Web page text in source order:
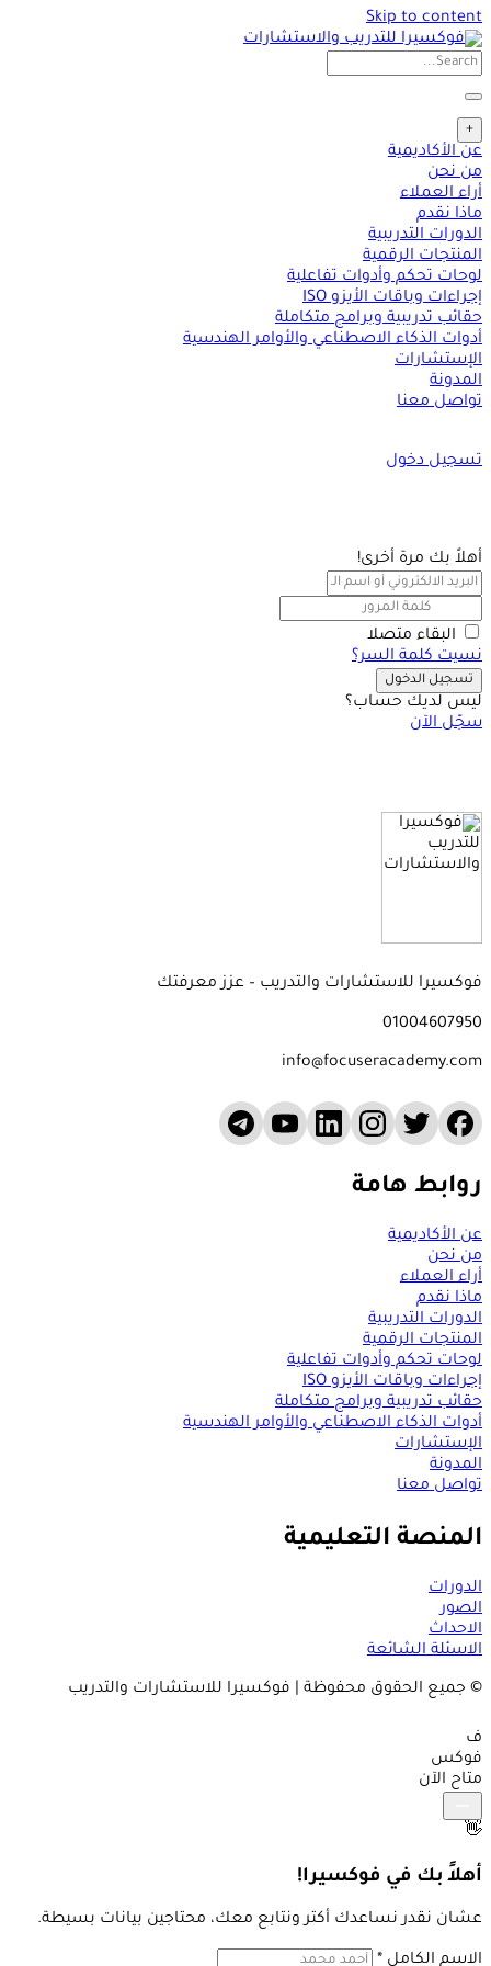
Skip to content
+
عن الأكاديمية
من نحن
أراء العملاء
ماذا نقدم
الدورات التدريبية
المنتجات الرقمية
لوحات تحكم وأدوات تفاعلية
إجراءات وباقات الأيزو ISO
حقائب تدريبية وبرامج متكاملة
أدوات الذكاء الاصطناعي والأوامر الهندسية
الإستشارات
المدونة
تواصل معنا
تسجيل دخول
أهلاً بك مرة أخرى!
البقاء متصلا
نسيت كلمة السر؟
تسجيل الدخول
ليس لديك حساب؟
سجّل الآن
فوكسيرا للاستشارات والتدريب – عزز معرفتك
01004607950
info@focuseracademy.com
روابط هامة
عن الأكاديمية
من نحن
أراء العملاء
ماذا نقدم
الدورات التدريبية
المنتجات الرقمية
لوحات تحكم وأدوات تفاعلية
إجراءات وباقات الأيزو ISO
حقائب تدريبية وبرامج متكاملة
أدوات الذكاء الاصطناعي والأوامر الهندسية
الإستشارات
المدونة
تواصل معنا
المنصة التعليمية
الدورات
الصور
الاحداث
الاسئلة الشائعة
© جميع الحقوق محفوظة | فوكسيرا للاستشارات والتدريب
ف
فوكس
متاح الآن
👋
أهلاً بك في فوكسيرا!
عشان نقدر نساعدك أكتر ونتابع معك، محتاجين بيانات بسيطة.
الاسم الكامل *